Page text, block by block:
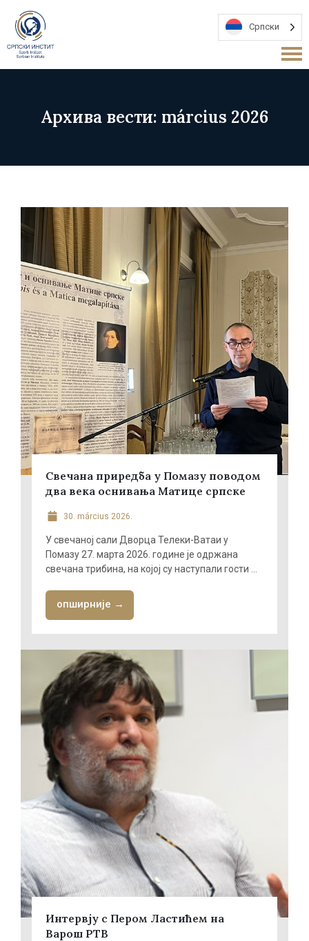
Српски
Архива вести: március 2026
Свечана приредба у Помазу поводом
два века оснивања Матице српске
30. március 2026.
У свечаној сали Дворца Телеки-Ватаи у
Помазу 27. марта 2026. године је одржана
свечана трибина, на којој су наступали гости ...
опширније →
Интервју с Пером Ластићем на
Варош РТВ